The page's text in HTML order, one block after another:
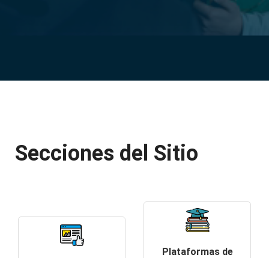
Secciones del Sitio
Plataformas de